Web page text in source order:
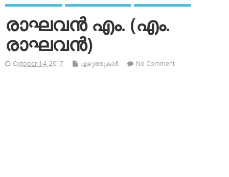
രാഘവന്‍ എം. (എം.
രാഘവന്‍)
October 14, 2017 എഴുത്തുകാര്‍ No Comment